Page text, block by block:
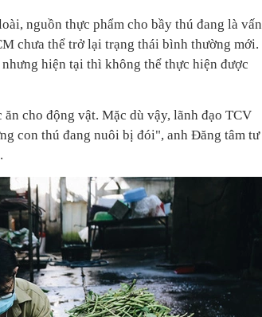
nguồn thực phẩm cho bầy thú đang là vấn
chưa thể trở lại trạng thái bình thường mới.
hiện tại thì không thể thực hiện được
cho động vật. Mặc dù vậy, lãnh đạo TCV
con thú đang nuôi bị đói", anh Đăng tâm tư